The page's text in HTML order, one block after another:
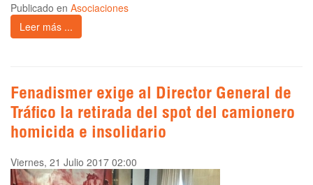
Publicado en Asociaciones
Leer más ...
Fenadismer exige al Director General de
Tráfico la retirada del spot del camionero
homicida e insolidario
Viernes, 21 Julio 2017 02:00